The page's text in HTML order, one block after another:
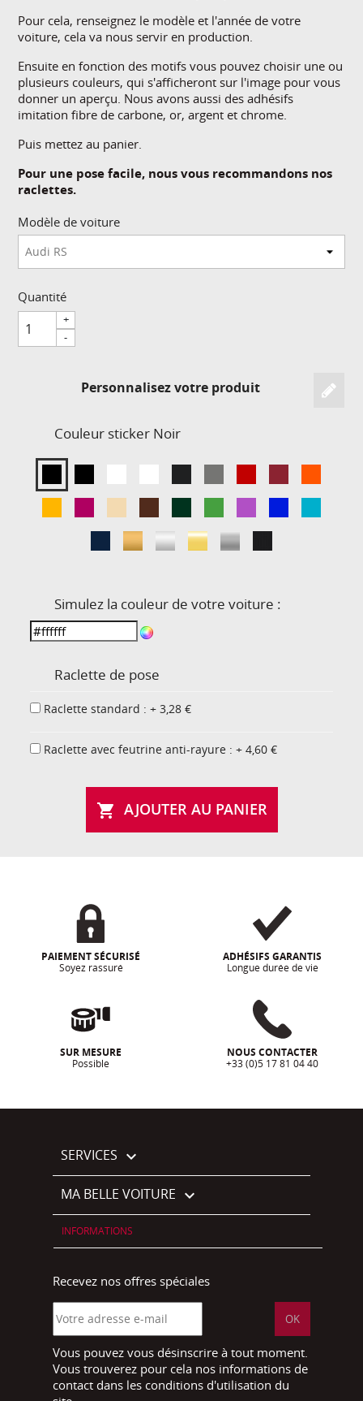
Pour cela, renseignez le modèle et l'année de votre
voiture, cela va nous servir en production.
Ensuite en fonction des motifs vous pouvez choisir une ou
plusieurs couleurs, qui s'afficheront sur l'image pour vous
donner un aperçu. Nous avons aussi des adhésifs
imitation fibre de carbone, or, argent et chrome.
Puis mettez au panier.
Pour une pose facile, nous vous recommandons nos
raclettes.
Modèle de voiture
Quantité
+
-
Personnalisez votre produit
Couleur sticker Noir
Simulez la couleur de votre voiture :
Raclette de pose
Raclette standard : + 3,28 €
Raclette avec feutrine anti-rayure : + 4,60 €
 AJOUTER AU PANIER
PAIEMENT SÉCURISÉ
Soyez rassuré
ADHÉSIFS GARANTIS
Longue durée de vie
SUR MESURE
Possible
NOUS CONTACTER
+33 (0)5 17 81 04 40
SERVICES 
MA BELLE VOITURE 
INFORMATIONS
Recevez nos offres spéciales
Vous pouvez vous désinscrire à tout moment.
Vous trouverez pour cela nos informations de
contact dans les conditions d'utilisation du